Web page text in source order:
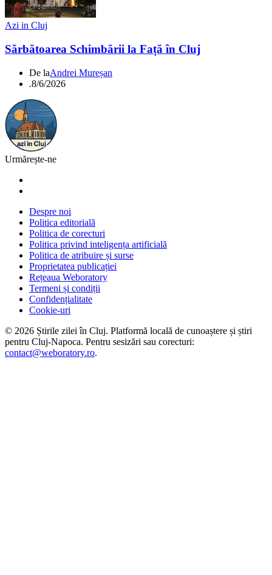
Azi in Cluj
Sărbătoarea Schimbării la Față în Cluj
De laAndrei Mureșan
.8/6/2026
Urmărește-ne
Despre noi
Politica editorială
Politica de corecturi
Politica privind inteligența artificială
Politica de atribuire și surse
Proprietatea publicației
Rețeaua Weboratory
Termeni și condiții
Confidențialitate
Cookie-uri
© 2026 Știrile zilei în Cluj. Platformă locală de cunoaștere și știri
pentru Cluj-Napoca. Pentru sesizări sau corecturi:
contact@weboratory.ro.